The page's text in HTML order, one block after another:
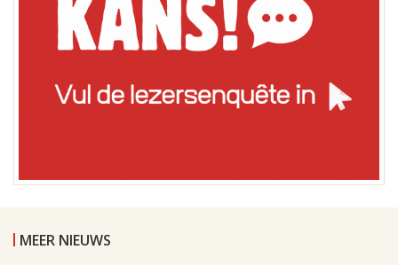
MEER NIEUWS